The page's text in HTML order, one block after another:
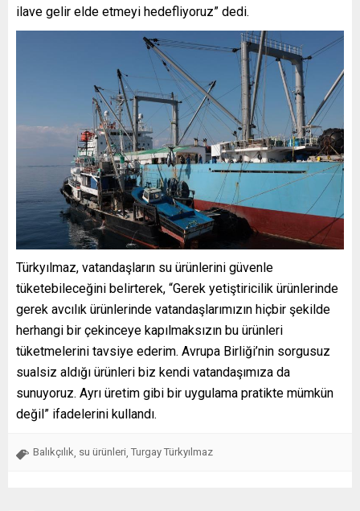
ilave gelir elde etmeyi hedefliyoruz” dedi.
Türkyılmaz, vatandaşların su ürünlerini güvenle
tüketebileceğini belirterek, “Gerek yetiştiricilik ürünlerinde
gerek avcılık ürünlerinde vatandaşlarımızın hiçbir şekilde
herhangi bir çekinceye kapılmaksızın bu ürünleri
tüketmelerini tavsiye ederim. Avrupa Birliği’nin sorgusuz
sualsiz aldığı ürünleri biz kendi vatandaşımıza da
sunuyoruz. Ayrı üretim gibi bir uygulama pratikte mümkün
değil” ifadelerini kullandı.
Balıkçılık, su ürünleri, Turgay Türkyılmaz